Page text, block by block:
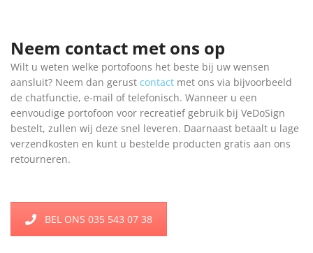
Neem contact met ons op
Wilt u weten welke portofoons het beste bij uw wensen
aansluit? Neem dan gerust contact met ons via bijvoorbeeld
de chatfunctie, e-mail of telefonisch. Wanneer u een
eenvoudige portofoon voor recreatief gebruik bij VeDoSign
bestelt, zullen wij deze snel leveren. Daarnaast betaalt u lage
verzendkosten en kunt u bestelde producten gratis aan ons
retourneren.
BEL ONS 035 543 07 38